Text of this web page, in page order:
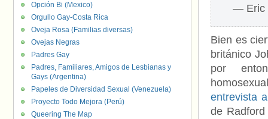
— Eric
Bien es
británico
por
entrevista
de
Opción Bi (Mexico)
Orgullo Gay-Costa Rica
Oveja Rosa (Familias diversas)
Ovejas Negras
Padres Gay
Padres, Familiares, Amigos de Lesbianas y
Gays (Argentina)
Papeles de Diversidad Sexual (Venezuela)
Proyecto Todo Mejora (Perú)
Queering The Map